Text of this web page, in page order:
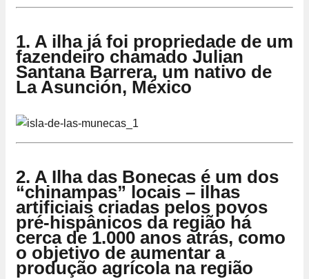
1. A ilha já foi propriedade de um
fazendeiro chamado Julian
Santana Barrera, um nativo de
La Asunción, México
2. A Ilha das Bonecas é um dos
“chinampas” locais – ilhas
artificiais criadas pelos povos
pré-hispânicos da região há
cerca de 1.000 anos atrás, como
o objetivo de aumentar a
produção agrícola na região